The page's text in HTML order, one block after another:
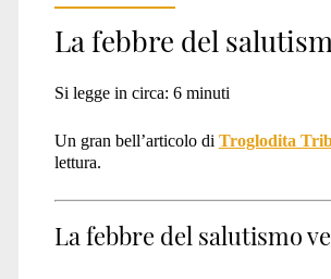
vegan</span>
La febbre del
Si legge in circa: 6 minuti
Un gran bell’articolo di Troglodita
lettura.
La febbre del salutismo